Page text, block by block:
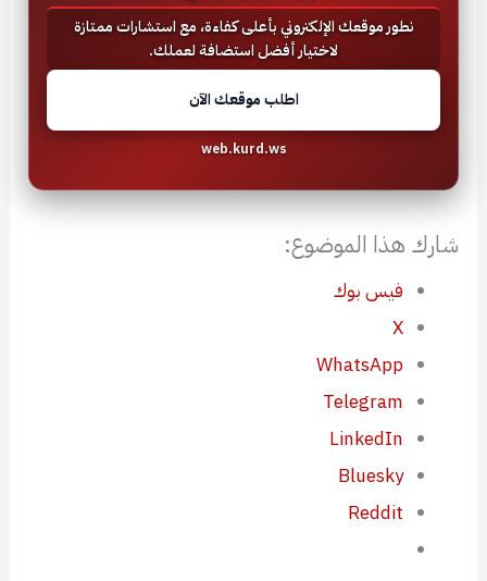
نطور موقعك الإلكتروني بأعلى كفاءة، مع استشارات ممتازة
لاختيار أفضل استضافة لعملك.
اطلب موقعك الآن
web.kurd.ws
شارك هذا الموضوع:
فيس بوك
X
WhatsApp
Telegram
LinkedIn
Bluesky
Reddit